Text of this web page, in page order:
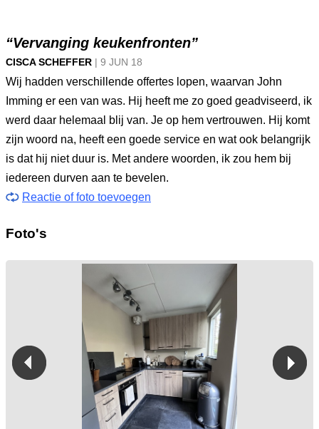
“Vervanging keukenfronten”
CISCA SCHEFFER | 9 JUN 18
Wij hadden verschillende offertes lopen, waarvan John
Imming er een van was. Hij heeft me zo goed geadviseerd, ik
werd daar helemaal blij van. Je op hem vertrouwen. Hij komt
zijn woord na, heeft een goede service en wat ook belangrijk
is dat hij niet duur is. Met andere woorden, ik zou hem bij
iedereen durven aan te bevelen.
Reactie of foto toevoegen
Foto's